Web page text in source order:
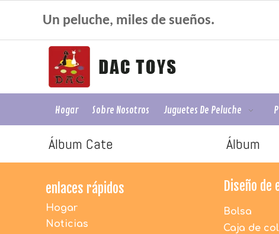
Un peluche, miles de sueños.
Hogar Sobre Nosotros Juguetes De Peluche
Álbum Cate Álbum
enlaces rápidos
Hogar
Noticias
Diseño de
Bolsa
Caja de